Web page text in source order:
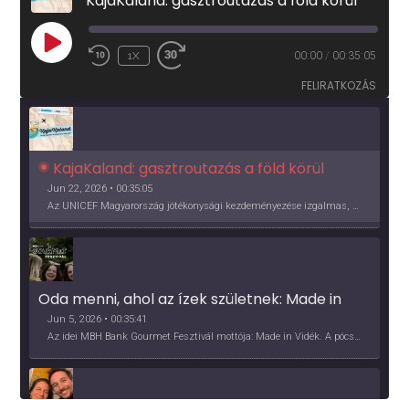
PLAY
EPISODE
1X 00:00 / 00:35:05
FELIRATKOZÁS
KajaKaland: gasztroutazás a föld körül
Jun 22, 2026 • 00:35:05
Az UNICEF Magyarország jótékonysági kezdeményezése izgalmas, egész éves világkörüli ízutazásra hív, igazi családi program és gasztroedukáció, illetve segítség a rászorulóknak is egyben.
Oda menni, ahol az ízek születnek: Made in
Vidék, Gourmet Fesztivál 2026
Jun 5, 2026 • 00:35:41
Az idei MBH Bank Gourmet Fesztivál mottója: Made in Vidék. A pócsmegyeri Papi, a mályinkai Iszkor és a szigligeti Villa Kabala tulajdonosai beszélnek arról, hogy mit jelentenek nekik a vidék ízei.